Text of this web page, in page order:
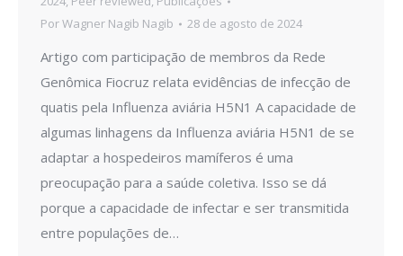
PorWagner Nagib Nagib 28 de agosto de 2024
Artigo com participação de membros da Rede
Genômica Fiocruz relata evidências de infecção de
quatis pela Influenza aviária H5N1 A capacidade de
algumas linhagens da Influenza aviária H5N1 de se
adaptar a hospedeiros mamíferos é uma
preocupação para a saúde coletiva. Isso se dá
porque a capacidade de infectar e ser transmitida
entre populações de…